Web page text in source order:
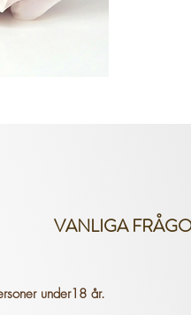
VANLIGA
under18 år.